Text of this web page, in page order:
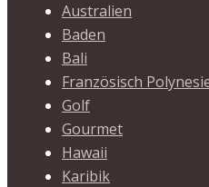
Australien
Baden
Bali
Französisch
Golf
Gourmet
Hawaii
Karibik